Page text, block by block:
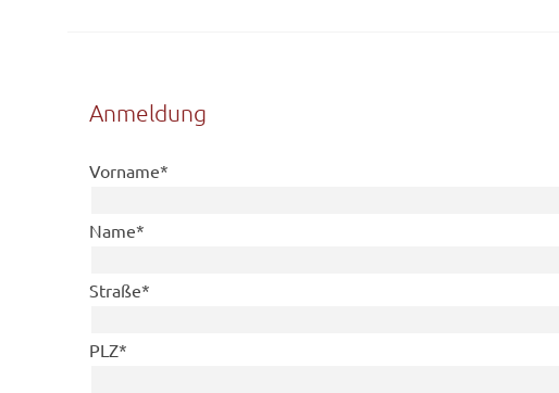
Anmeldung
Pflichtfeld
Vorname*
Pflichtfeld
Name*
Pflichtfeld
Straße*
Pflichtfeld
PLZ*